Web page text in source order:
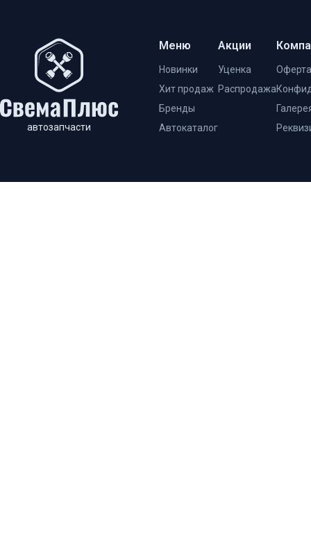
автозапчасти
Меню
Новинки
Хит продаж
Бренды
Автокаталог
Акции
Уценка
Распродажа
Оферта